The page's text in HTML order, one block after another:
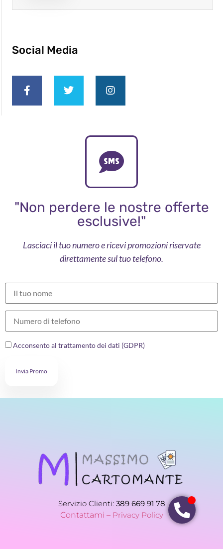
Social Media
"Non perdere le nostre offerte
esclusive!"
Lasciaci il tuo numero e ricevi promozioni riservate
direttamente sul tuo telefono.
Acconsento al trattamento dei dati (GDPR)
Invia Promo
Servizio Clienti: 389 669 91 78
Contattami – Privacy Policy